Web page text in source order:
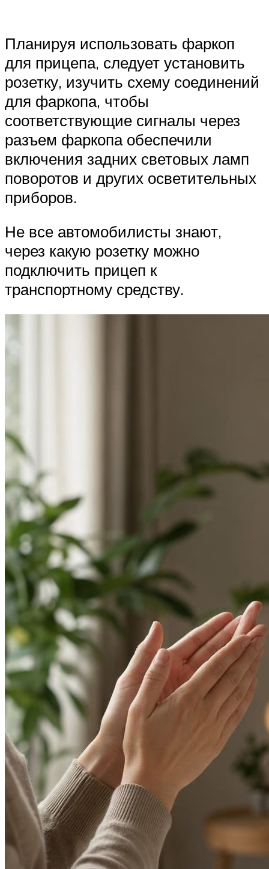
Планируя использовать фаркоп
для прицепа, следует установить
розетку, изучить схему соединений
для фаркопа, чтобы
соответствующие сигналы через
разъем фаркопа обеспечили
включения задних световых ламп
поворотов и других осветительных
приборов.
Не все автомобилисты знают,
через какую розетку можно
подключить прицеп к
транспортному средству.